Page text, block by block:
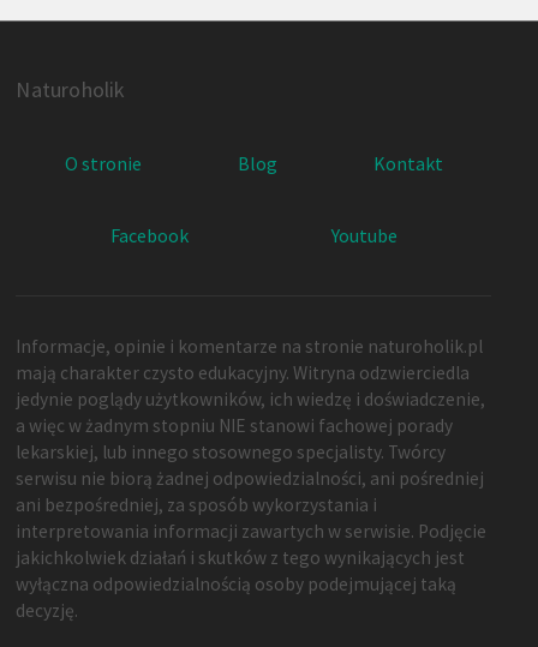
Naturoholik
O stronie Blog Kontakt
Facebook Youtube
Informacje, opinie i komentarze na stronie naturoholik.pl
mają charakter czysto edukacyjny. Witryna odzwierciedla
jedynie poglądy użytkowników, ich wiedzę i doświadczenie,
a więc w żadnym stopniu NIE stanowi fachowej porady
lekarskiej, lub innego stosownego specjalisty. Twórcy
serwisu nie biorą żadnej odpowiedzialności, ani pośredniej
ani bezpośredniej, za sposób wykorzystania i
interpretowania informacji zawartych w serwisie. Podjęcie
jakichkolwiek działań i skutków z tego wynikających jest
wyłączna odpowiedzialnością osoby podejmującej taką
decyzję.